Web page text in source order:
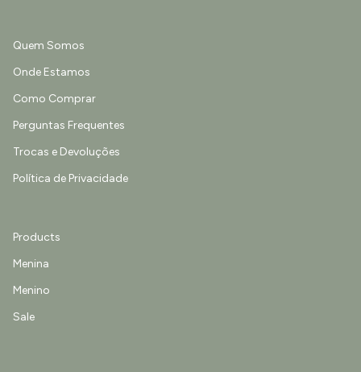
Quem Somos
Onde Estamos
Como Comprar
Perguntas Frequentes
Trocas e Devoluções
Política de Privacidade
Products
Menina
Menino
Sale